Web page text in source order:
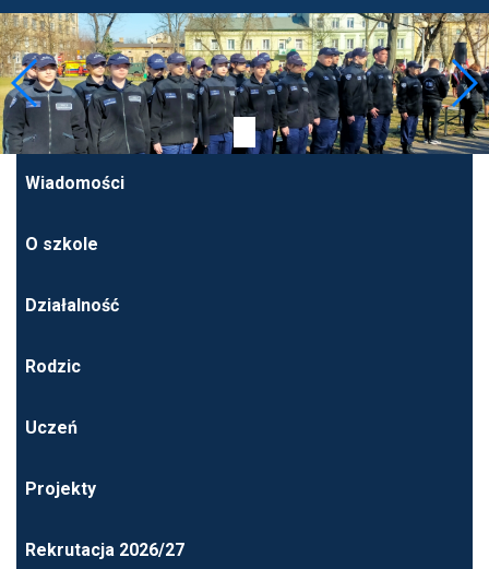
Wiadomości
O szkole
Działalność
Rodzic
Uczeń
Projekty
Rekrutacja 2026/27